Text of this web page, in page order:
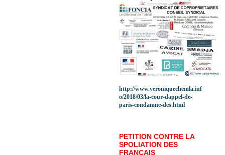
http://www.veroniquechemla.inf
o/2018/03/la-cour-dappel-de-
paris-condamne-des.html
PETITION CONTRE LA
SPOLIATION DES
FRANÇAIS